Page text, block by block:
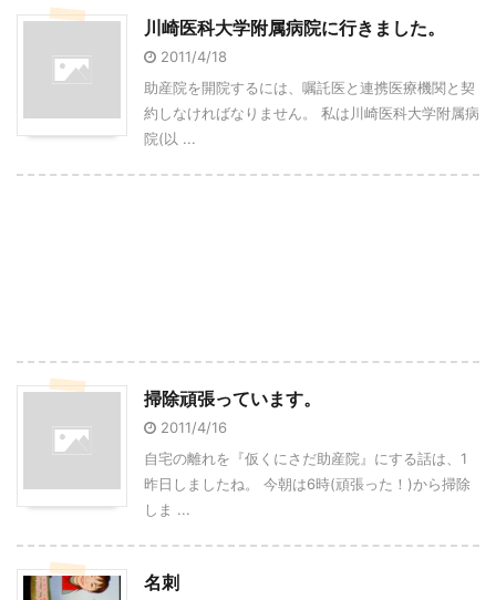
川崎医科大学附属病院に行きました。
2011/4/18
助産院を開院するには、嘱託医と連携医療機関と契
約しなければなりません。 私は川崎医科大学附属病
院(以 ...
掃除頑張っています。
2011/4/16
自宅の離れを『仮くにさだ助産院』にする話は、1
昨日しましたね。 今朝は6時(頑張った！)から掃除
しま ...
名刺